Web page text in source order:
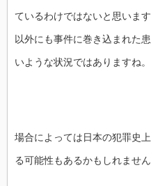
ているわけではないと思いま
以外にも事件に巻き込まれた
いような状況ではありますね。
場合によっては日本の犯罪史
る可能性もあるかもしれません